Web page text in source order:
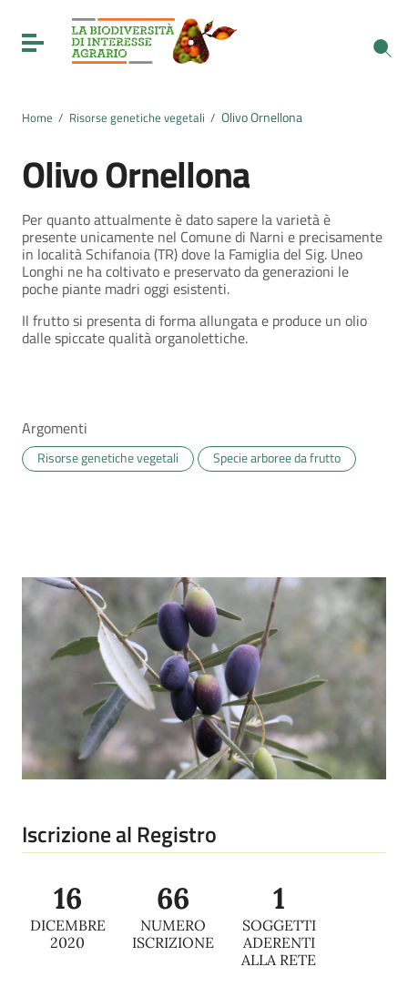
Vai al menu di navigazione
Vai al footer
Toggle navigation
Home / Risorse genetiche vegetali / Olivo Ornellona
Olivo Ornellona
Per quanto attualmente è dato sapere la varietà è
presente unicamente nel Comune di Narni e precisamente
in località Schifanoia (TR) dove la Famiglia del Sig. Uneo
Longhi ne ha coltivato e preservato da generazioni le
poche piante madri oggi esistenti.
Il frutto si presenta di forma allungata e produce un olio
dalle spiccate qualità organolettiche.
Argomenti
Risorse genetiche vegetali Specie arboree da frutto
Iscrizione al Registro
16
DICEMBRE
2020
66
NUMERO
ISCRIZIONE
1
SOGGETTI
ADERENTI
ALLA RETE